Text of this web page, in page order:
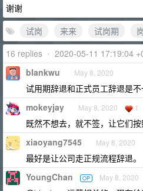
谢谢
试岗
来来 试岗期
16 replies • 2020-05-11 17:19:04
blankwu May 8, 2020
试用期辞退和正式员工辞退是
mokeyjay May 8, 2020 1
既然不想去，就不签，让它们
xiaoyang7545 May 8, 2020
最好是让公司走正规流程辞退。
YoungChan OP May 8, 2020